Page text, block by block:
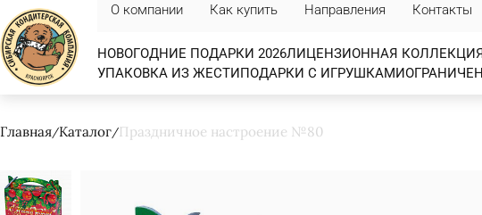
О компании Как купить Направления Контакты
НОВОГОДНИЕ ПОДАРКИ 2026ЛИЦЕНЗИОННАЯ КОЛЛЕКЦИЯ
УПАКОВКА ИЗ ЖЕСТИПОДАРКИ С ИГРУШКАМИ
Главная Каталог Праздничное настроение №80